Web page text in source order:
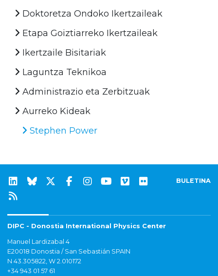
Doktoretza Ondoko Ikertzaileak
Etapa Goiztiarreko Ikertzaileak
Ikertzaile Bisitariak
Laguntza Teknikoa
Administrazio eta Zerbitzuak
Aurreko Kideak
Stephen Power
BULETINA
DIPC - Donostia International Physics Center
Manuel Lardizabal 4
E20018 Donostia / San Sebastián SPAIN
N 43.305822, W 2.010172
+34 943 01 57 61